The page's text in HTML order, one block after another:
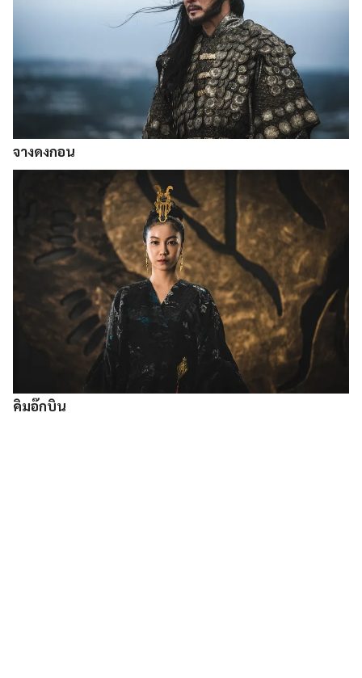
จางดงกอน
คิมอ๊กบิน